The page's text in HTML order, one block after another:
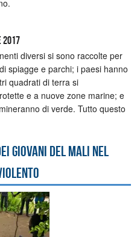
2017
diversi si sono raccolte per
spiagge e parchi; i paesi hanno
quadrati di terra si
e a nuove zone marine; e
di verde. Tutto questo
giovani del Mali nel